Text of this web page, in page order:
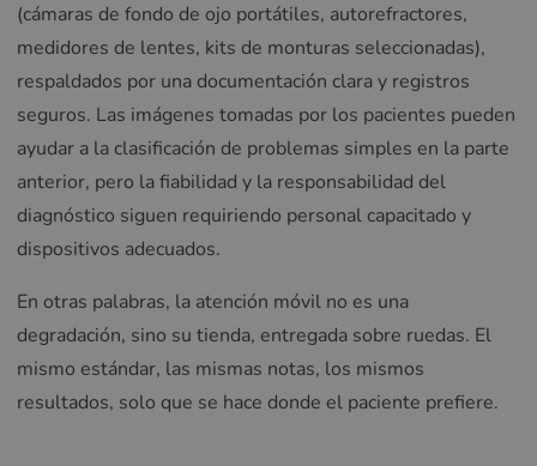
(cámaras de fondo de ojo portátiles, autorefractores,
medidores de lentes, kits de monturas seleccionadas),
respaldados por una documentación clara y registros
seguros. Las imágenes tomadas por los pacientes pueden
ayudar a la clasificación de problemas simples en la parte
anterior, pero la fiabilidad y la responsabilidad del
diagnóstico siguen requiriendo personal capacitado y
dispositivos adecuados.
En otras palabras, la atención móvil no es una
degradación, sino su tienda, entregada sobre ruedas. El
mismo estándar, las mismas notas, los mismos
resultados, solo que se hace donde el paciente prefiere.